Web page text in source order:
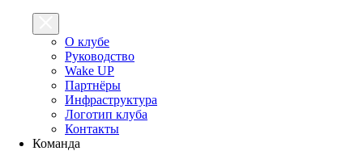
О клубе
Руководство
Wake UP
Партнёры
Инфраструктура
Логотип клуба
Контакты
Команда